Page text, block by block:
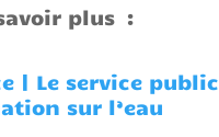
plus :
| Le service public
sur l’eau